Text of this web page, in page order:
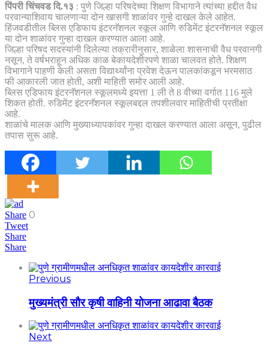
पिंपरी चिंचवड दि.१३ : पुणे जिल्हा परिषदेच्या शिक्षण विभागाने त्यांच्या हद्दीत वैध
परवान्याशिवाय चालणाऱ्या दोन खासगी शाळांवर गुन्हे दाखल केले आहेत.
हिंजवडीतील ब्लिस एडिफाय इंटरनॅशनल स्कूल आणि रुडिमेंट इंटरनॅशनल स्कूल
या दोन शाळांवर गुन्हा दाखल करण्यात आला आहे.
जिल्हा परिषद सदस्यांनी दिलेल्या तक्रारीनुसार, शाळेला शासनाची वैध परवानगी
नसून, ते वर्षभराहून अधिक काळ बेकायदेशीरपणे शाळा चालवत होते. शिक्षण
विभागाने पाहणी केली असता विद्यार्थ्यांना प्रवेश देऊन पालकांकडून भरमसाठ
फी आकारली जात होती, अशी माहिती समोर आली आहे.
ब्लिस एडिफाय इंटरनॅशनल स्कूलमध्ये इयत्ता 1 ली ते 8 वीच्या वर्गात 116 मुले
शिकत होती. रुडिमेंट इंटरनॅशनल स्कूलबद्दल तपशीलवार माहितीची प्रतीक्षा
आहे.
शाळांचे मालक आणि मुख्याध्यापकांवर गुन्हा दाखल करण्यात आला असून, पुढील
तपास सुरू आहे.
Share 0
Tweet
Share
Share
Previous
मुख्यमंत्री सौर कृषी वाहिनी योजना आढावा बैठक
Next